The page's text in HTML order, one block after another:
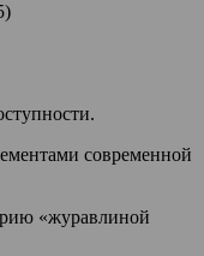
современной
«журавлиной